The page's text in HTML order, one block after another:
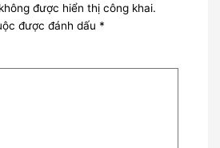
được hiển thị công khai.
được đánh dấu *